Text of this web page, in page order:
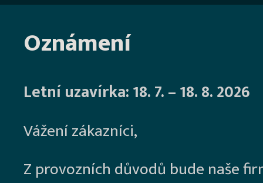
Oznámení
Letní uzavírka: 18. 7. – 18. 8. 2026
Vážení zákazníci,
Z provozních důvodů bude naše